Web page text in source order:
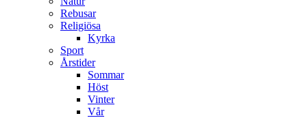
Rebusar
Religiösa
Kyrka
Sport
Årstider
Sommar
Höst
Vinter
Vår